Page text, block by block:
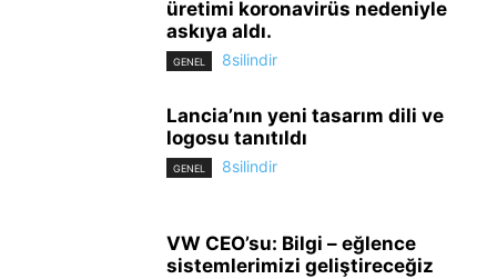
üretimi koronavirüs nedeniyle
askıya aldı.
GENEL 8silindir
Lancia’nın yeni tasarım dili ve
logosu tanıtıldı
GENEL 8silindir
VW CEO’su: Bilgi – eğlence
sistemlerimizi geliştireceğiz